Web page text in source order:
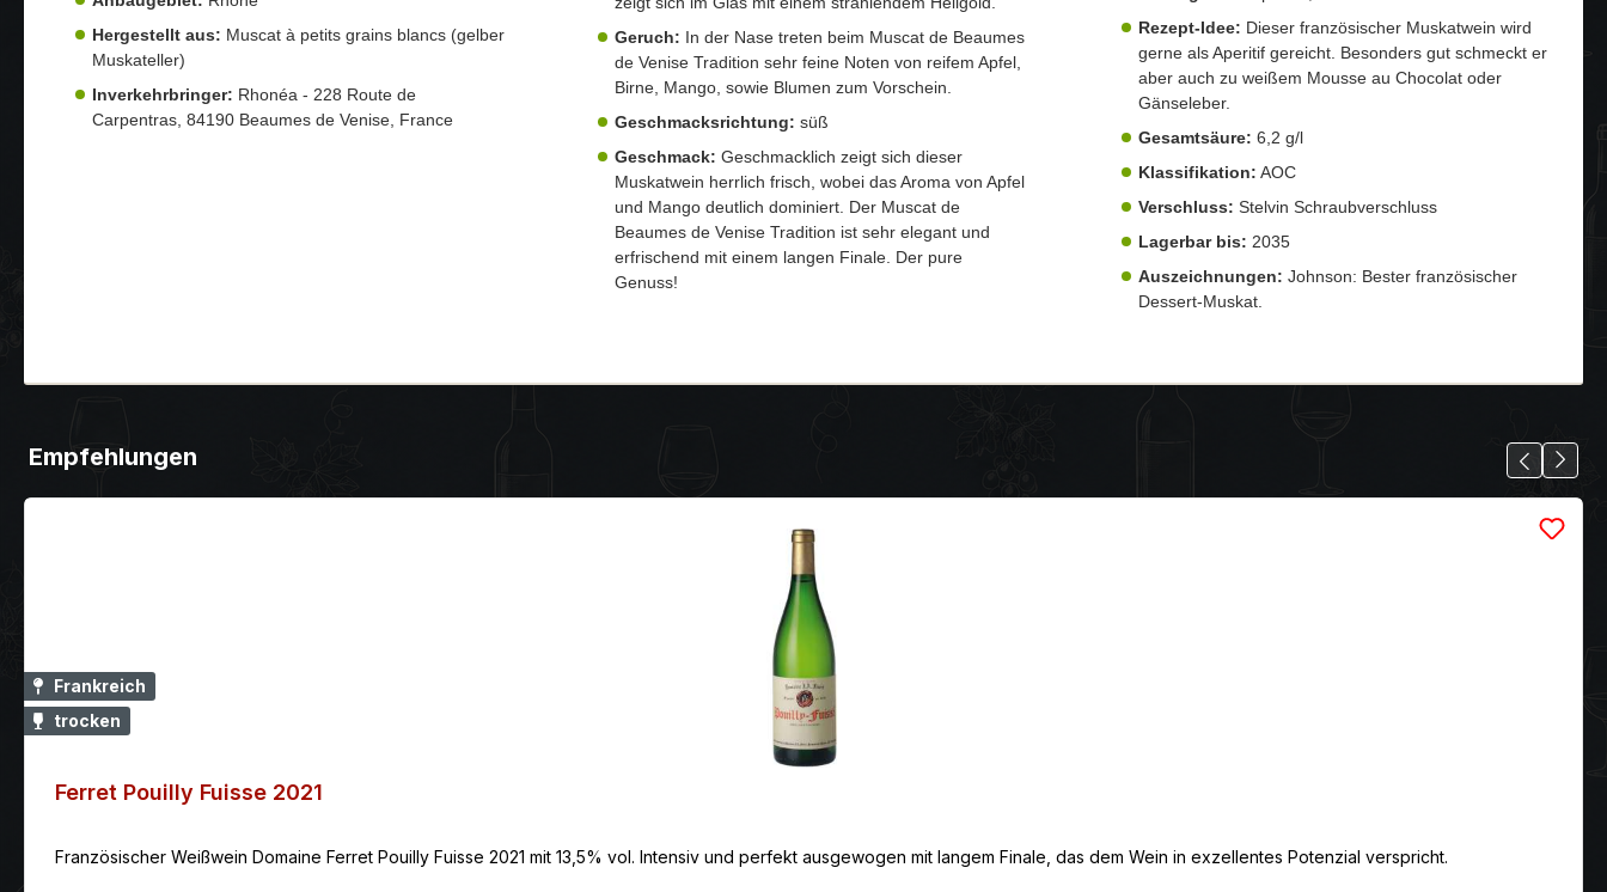
Hergestellt aus: Muscat à petits grains blancs (gelber
Muskateller)
Inverkehrbringer: Rhonéa - 228 Route de
Carpentras, 84190 Beaumes de Venise, France
Geruch: In der Nase treten beim Muscat de Beaumes
de Venise Tradition sehr feine Noten von reifem Apfel,
Birne, Mango, sowie Blumen zum Vorschein.
Geschmacksrichtung: süß
Geschmack: Geschmacklich zeigt sich dieser
Muskatwein herrlich frisch, wobei das Aroma von Apfel
und Mango deutlich dominiert. Der Muscat de
Beaumes de Venise Tradition ist sehr elegant und
erfrischend mit einem langen Finale. Der pure
Genuss!
Rezept-Idee: Dieser französischer Muskatwein wird
gerne als Aperitif gereicht. Besonders gut schmeckt er
aber auch zu weißem Mousse au Chocolat oder
Gänseleber.
Gesamtsäure: 6,2 g/l
Klassifikation: AOC
Verschluss: Stelvin Schraubverschluss
Lagerbar bis: 2035
Auszeichnungen: Johnson: Bester französischer
Dessert-Muskat.
Empfehlungen
Frankreich
trocken
Ferret Pouilly Fuisse 2021
Französischer Weißwein Domaine Ferret Pouilly Fuisse 2021 mit 13,5% vol. Intensiv und perfekt ausgewogen mit langem Finale, das dem Wein in exzellentes Potenzial verspricht.